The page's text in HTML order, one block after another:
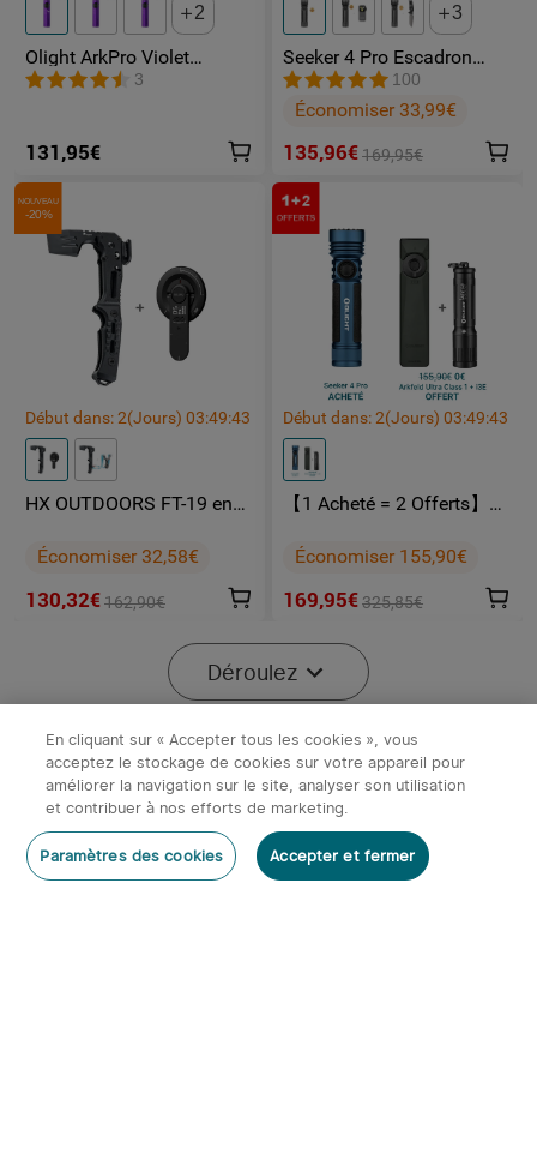
Stock épuisé
Etui rigide pour Javelot
17,95€
x117,95€
Stock épuisé
2
Olight ArkPro Violet
Nébuleuse | Lampe Torche
Rechargeable 1500
3
131,95€
3
Seeker 4 Pro Escadron
Fantôme lampe toeche
puissante
100
Économiser 33,99€
135,96€169,95€
NOUVEAU
-20%
Début dans:2(Jours) 03:49:43
HX OUTDOORS FT-19 en
Économiser 32,58€
130,32€162,90€
Début dans:2(Jours)03:49:43
【1 Acheté = 2 Offerts】
Arkfeld Ultra Class 1 + i3E
Économiser 155,90€
169,95€325,85€
Début dans: 2 (Jours)03:49 :43
Déroulez
En cliquant sur « Accepter tous les cookies », vous
acceptez le stockage de cookies sur votre appareil pour
améliorer la navigation sur le site, analyser son utilisation
et contribuer à nos efforts de marketing.
Paramètres des cookies Accepter et fermer